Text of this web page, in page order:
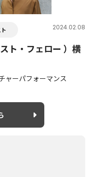
2024.02.08
ト・フェロー ）横
ャーパフォーマンス